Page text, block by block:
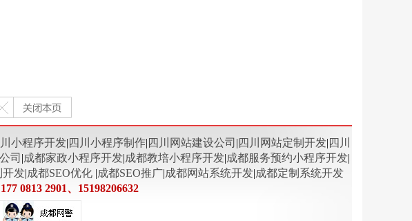
小程序开发| 四川小程序制作| 四川网站建设公司 | 四川网站定制开发| 四川
司 |成都家政小程序开发|成都教培小程序开发|成都服务预约小程序开发|
开发|成都SEO优化 |成都SEO推广|成都网站系统开发|成都定制系统开发
0813 2901、15198206632